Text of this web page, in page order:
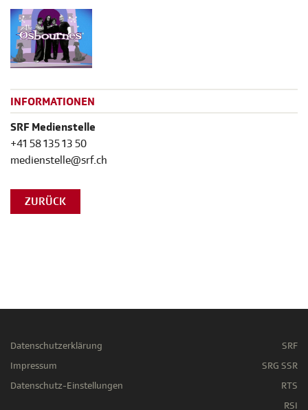
INFORMATIONEN
SRF Medienstelle
+41 58 135 13 50
medienstelle@srf.ch
ZURÜCK
Datenschutzerklärung
Impressum
Datenschutz-Einstellungen
SRF
SRG SSR
RTS
RSI